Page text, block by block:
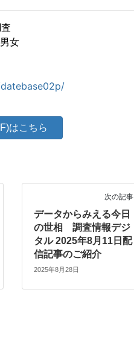
査
女
はこちら
次の記事
データからみえる今日
の世相 調査情報デジ
タル 2025年8月11日配
信記事のご紹介
2025年8月28日